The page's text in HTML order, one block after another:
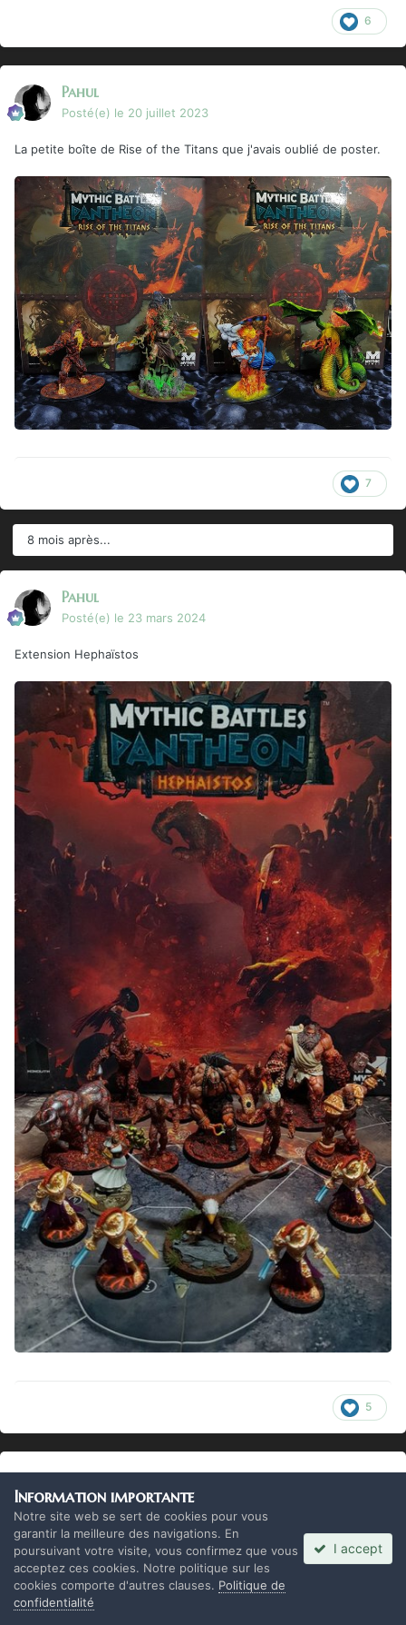
6
Pahul
Posté(e) le 20 juillet 2023
La petite boîte de Rise of the Titans que j'avais oublié de poster.
7
8 mois après...
Pahul
Posté(e) le 23 mars 2024
Extension Hephaïstos
5
Créer un compte ou se connecter pour
commenter
Vous devez être membre afin de pouvoir déposer un
commentaire
Information importante
Notre site web se sert de cookies pour vous
garantir la meilleure des navigations. En
poursuivant votre visite, vous confirmez que vous
acceptez ces cookies. Notre politique sur les
cookies comporte d'autres clauses. Politique de
confidentialité
I accept